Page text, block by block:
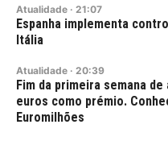
Atualidade · 21:07
Espanha implementa
Itália
Atualidade · 20:39
Fim da primeira semana
euros como prémio.
Euromilhões